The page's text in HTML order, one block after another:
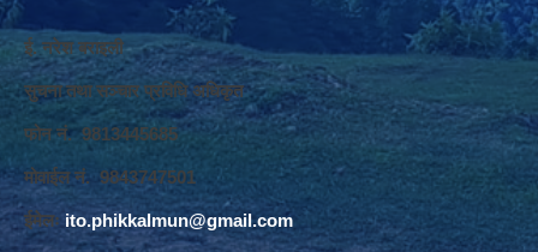
ई. नरेश बराइली
सुचना तथा सञ्‍चार प्रविधि अधिकृत
फोन नं. 9813445685
मोवाईल नं. 9843747501
ईमेलः ito.phikkalmun@gmail.com